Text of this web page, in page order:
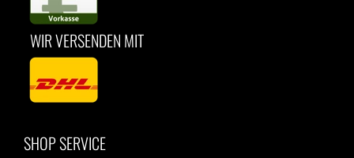
WIR VERSENDEN MIT
SHOP SERVICE